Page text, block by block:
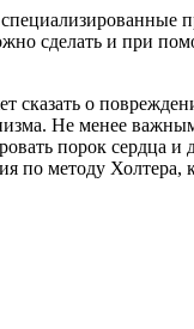
сделать и при
сказать о
Не менее
порок сердца и
по методу Холтера,